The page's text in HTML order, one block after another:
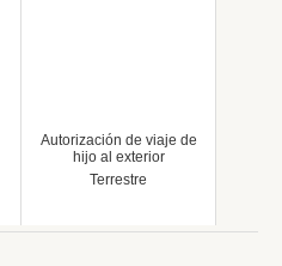
Autorización de viaje de
hijo al exterior
Terrestre